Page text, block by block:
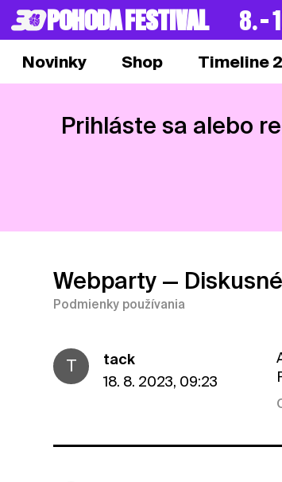
POHODA FESTIVAL 8. –
Novinky Shop Timeline
Prihláste sa alebo
Webparty —
Podmienky používania
T
tack
18. 8. 2023, 09:23